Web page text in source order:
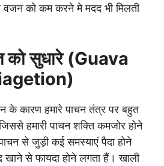
को कम करने मे मदद भी मिलती
को सुधारे (Guava
के कारण हमारे पाचन तंत्र पर बहुत
हमारी पाचन शक्ति कमजोर होने
से जुड़ी कई समस्याएं पैदा होने
से फायदा होने लगता हैं। खाली